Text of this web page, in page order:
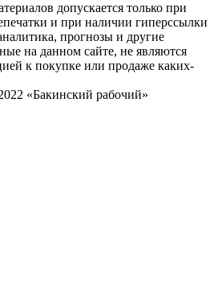
допускается только при
и при наличии гиперссылки
прогнозы и другие
на данном сайте, не являются
к покупке или продаже каких-
«Бакинский рабочий»